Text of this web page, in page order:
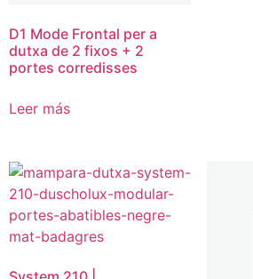
D1 Mode Frontal per a
dutxa de 2 fixos + 2
portes corredisses
Leer más